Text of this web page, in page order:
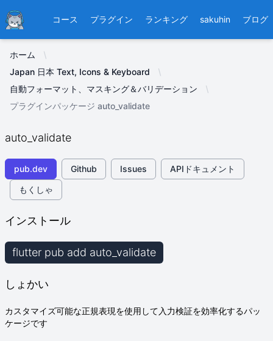
Ducafecat コース プラグイン ランキング sakuhin ブログ
ホーム
Japan 日本 Text, Icons & Keyboard
自動フォーマット、マスキング＆バリデーション
プラグインパッケージ auto_validate
auto_validate
pub.dev Github Issues
APIドキュメント
もくしゃ
インストール
flutter pub add auto_validate
しょかい
カスタマイズ可能な正規表現を使用して入力検証を効率化するパッ
ケージです